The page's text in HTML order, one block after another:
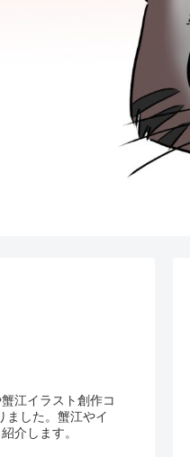
江イラスト創作コ
ました。蟹江やイ
介します。